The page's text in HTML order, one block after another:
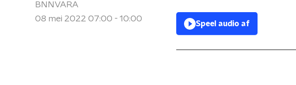
BNNVARA
08 mei 2022 07:00 - 10:00
Speel audio af